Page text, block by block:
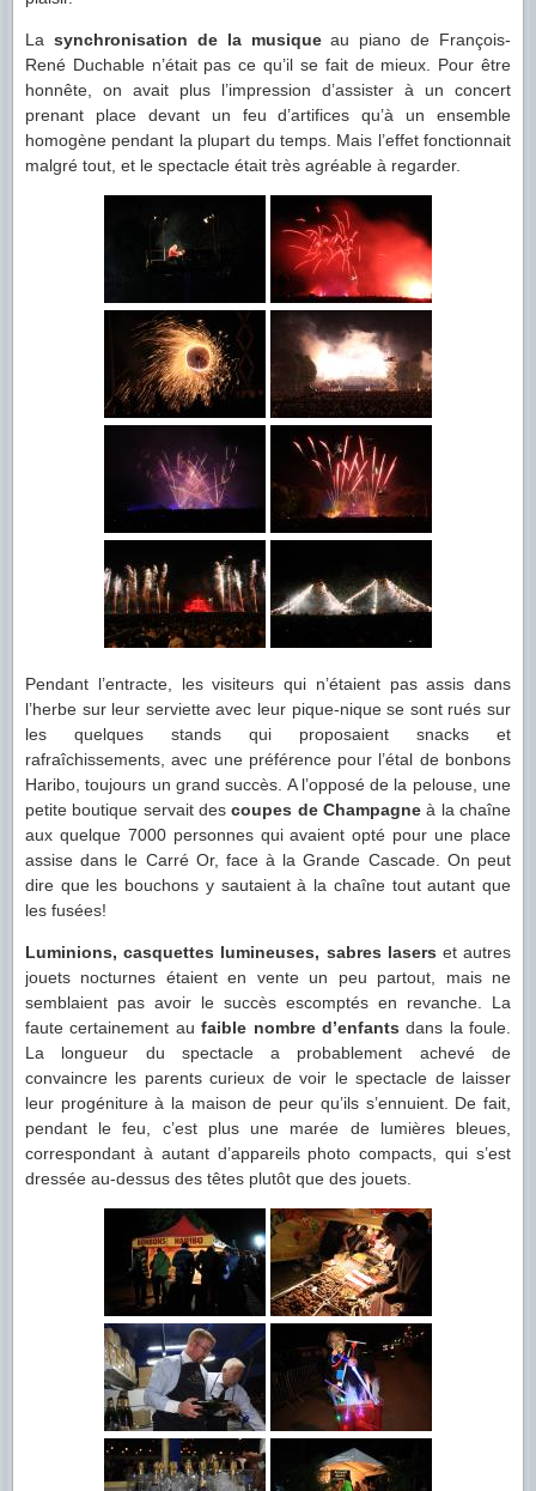
La synchronisation de la musiqueau piano de François-
René Duchable n’était pas ce qu’il se fait de mieux. Pour être
honnête, on avait plus l’impression d’assister à un concert
prenant place devant un feu d’artifices qu’à un ensemble
homogène pendant la plupart du temps. Mais l’effet fonctionnait
malgré tout, et le spectacle était très agréable à regarder.
Pendant l’entracte, les visiteurs qui n’étaient pas assis dans
l’herbe sur leur serviette avec leur pique-nique se sont rués sur
les quelques stands qui proposaient snacks et
rafraîchissements, avec une préférence pour l’étal de bonbons
Haribo, toujours un grand succès. A l’opposé de la pelouse, une
petite boutique servait descoupes de Champagne à la chaîne
aux quelque 7000 personnes qui avaient opté pour une place
assise dans le Carré Or, face à la Grande Cascade. On peut
dire que les bouchons y sautaient à la chaîne tout autant que
les fusées!
Luminions, casquettes lumineuses, sabres lasers et autres
jouets nocturnes étaient en vente un peu partout, mais ne
semblaient pas avoir le succès escomptés en revanche. La
faute certainement aufaible nombre d’enfants dans la foule.
La longueur du spectacle a probablement achevé de
convaincre les parents curieux de voir le spectacle de laisser
leur progéniture à la maison de peur qu’ils s’ennuient. De fait,
pendant le feu, c’est plus une marée de lumières bleues,
correspondant à autant d’appareils photo compacts, qui s’est
dressée au-dessus des têtes plutôt que des jouets.